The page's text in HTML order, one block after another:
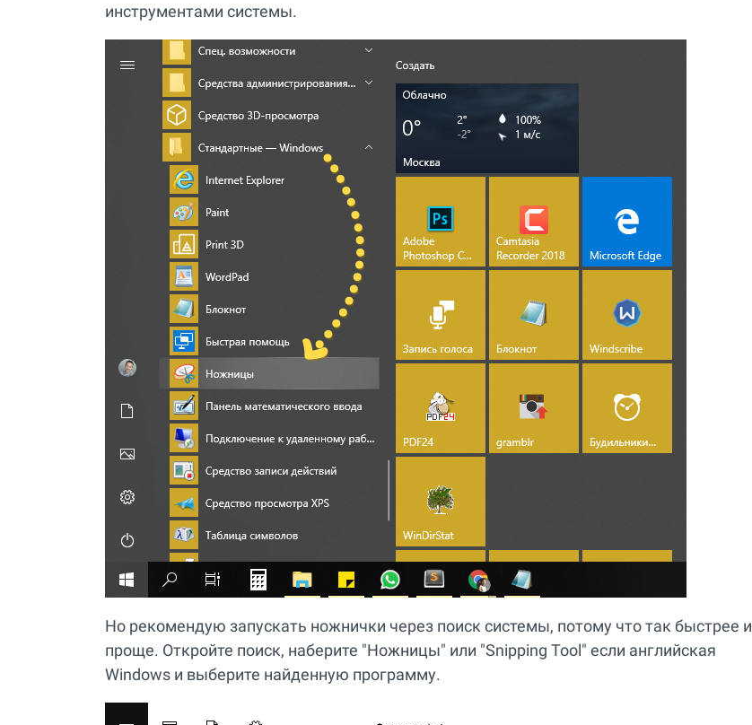
инструментами системы.
Но рекомендую запускать ножнички через поиск системы, потому что так быстрее и
проще. Откройте поиск, наберите "Ножницы" или "Snipping Tool" если английская
Windows и выберите найденную программу.